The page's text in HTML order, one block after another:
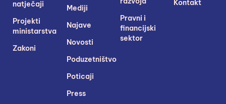
Kontakt
Pravni i
financijski
sektor
Mediji
Najave
Novosti
Poduzetništvo
Poticaji
Press
natječaji
Projekti
ministarstva
Zakoni